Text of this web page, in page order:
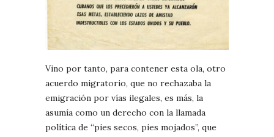
Vino por tanto, para contener esta ola, otro
acuerdo migratorio, que no rechazaba la
emigración por vías ilegales, es más, la
asumía como un derecho con la llamada
política de “pies secos, pies mojados”, que